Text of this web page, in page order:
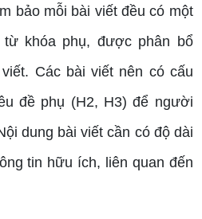
bảo mỗi bài viết đều có một
khóa phụ, được phân bổ
Các bài viết nên có cấu
đề phụ (H2, H3) để người
dung bài viết cần có độ dài
tin hữu ích, liên quan đến